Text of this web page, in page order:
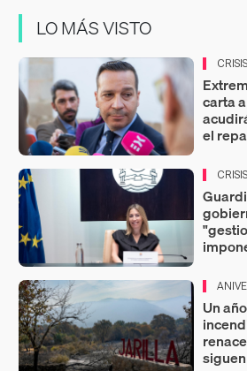
LO MÁS VISTO
carta
el
Un